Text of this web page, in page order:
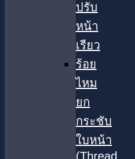
ปรับ
หน้า
เรียว
ร้อย
ไหม
ยก
กระชับ
ใบหน้า
(Thread